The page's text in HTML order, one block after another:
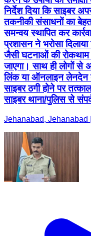
निर्देश दिया कि साइबर
तकनीकी संसाधनों का
समन्वय स्थापित कर
प्रशासन ने भरोसा
जैसी घटनाओं की रोकथाम
जाएगा। साथ ही लोगों से
लिंक या ऑनलाइन लेनदेन
साइबर ठगी होने पर
साइबर थाना/पुलिस से
Jehanabad, Jehanabad